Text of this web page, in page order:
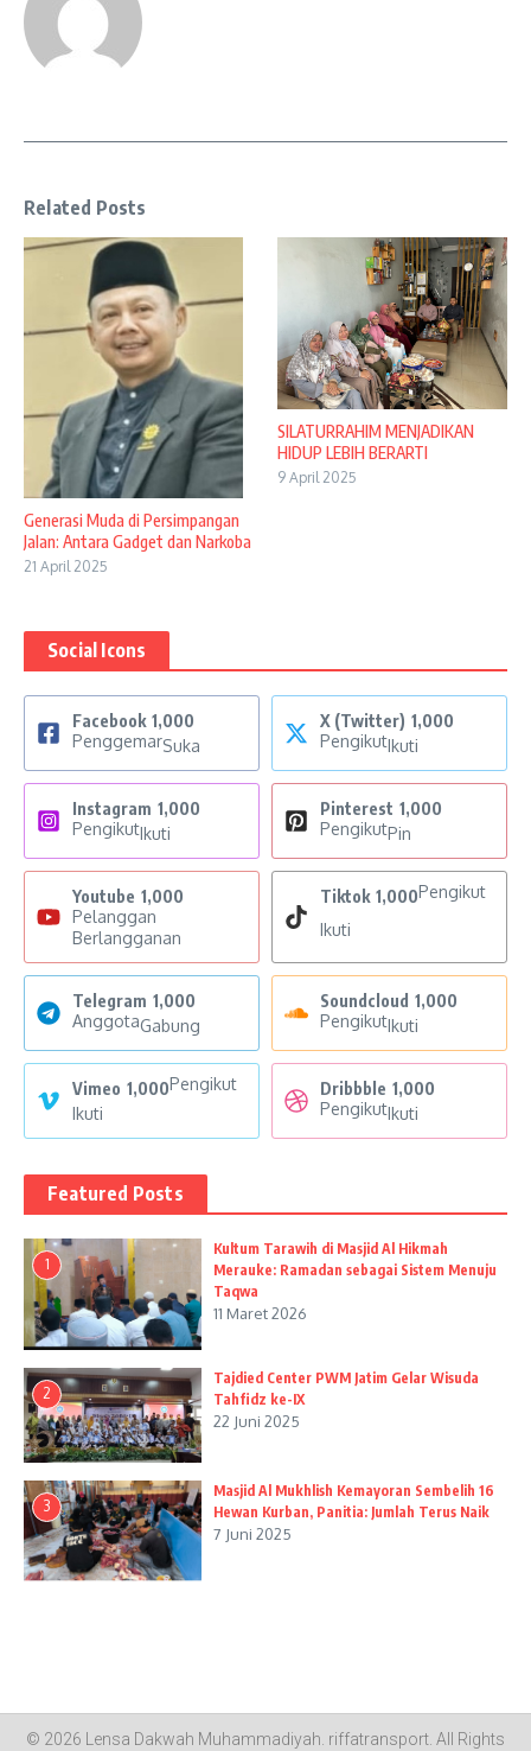
Related Posts
Generasi Muda di Persimpangan
Jalan: Antara Gadget dan Narkoba
21 April 2025
SILATURRAHIM MENJADIKAN
HIDUP LEBIH BERARTI
9 April 2025
Social Icons
Facebook 1,000
PenggemarSuka
X (Twitter) 1,000
PengikutIkuti
Instagram 1,000
PengikutIkuti
Pinterest 1,000
PengikutPin
Youtube 1,000
Pelanggan
Berlangganan
Tiktok 1,000Pengikut
Ikuti
Telegram 1,000
AnggotaGabung
Soundcloud 1,000
PengikutIkuti
Vimeo 1,000Pengikut
Ikuti
Dribbble 1,000
PengikutIkuti
Featured Posts
1
Kultum Tarawih di Masjid Al Hikmah
Merauke: Ramadan sebagai Sistem Menuju
Taqwa
11 Maret 2026
2
Tajdied Center PWM Jatim Gelar Wisuda
Tahfidz ke-IX
22 Juni 2025
3
Masjid Al Mukhlish Kemayoran Sembelih 16
Hewan Kurban, Panitia: Jumlah Terus Naik
7 Juni 2025
© 2026 Lensa Dakwah Muhammadiyah. riffatransport . All Rights